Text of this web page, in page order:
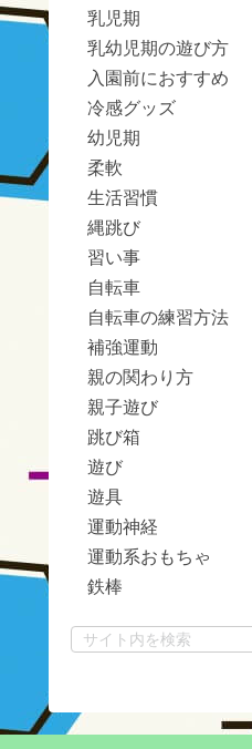
乳児期
乳幼児期の遊び方
入園前におすすめ
冷感グッズ
幼児期
柔軟
生活習慣
縄跳び
習い事
自転車
自転車の練習方法
補強運動
親の関わり方
親子遊び
跳び箱
遊び
遊具
運動神経
運動系おもちゃ
鉄棒